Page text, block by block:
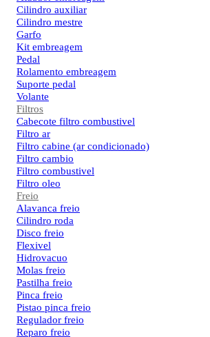
Cilindro auxiliar
Cilindro mestre
Garfo
Kit embreagem
Pedal
Rolamento embreagem
Suporte pedal
Volante
Filtros
Cabecote filtro combustivel
Filtro ar
Filtro cabine (ar condicionado)
Filtro cambio
Filtro combustivel
Filtro oleo
Freio
Alavanca freio
Cilindro roda
Disco freio
Flexivel
Hidrovacuo
Molas freio
Pastilha freio
Pinca freio
Pistao pinca freio
Regulador freio
Reparo freio